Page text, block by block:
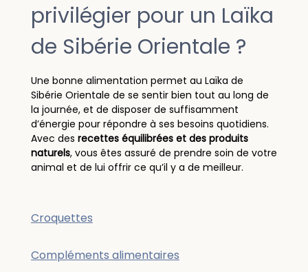
de se dépenser quotidiennement.
privilégier pour un Laïka
de Sibérie Orientale ?
Une bonne alimentation permet au Laïka de
Sibérie Orientale de se sentir bien tout au long de
la journée, et de disposer de suffisamment
d’énergie pour répondre à ses besoins quotidiens.
Avec des recettes équilibrées et des produits
naturels, vous êtes assuré de prendre soin de votre
animal et de lui offrir ce qu’il y a de meilleur.
Croquettes
Compléments alimentaires